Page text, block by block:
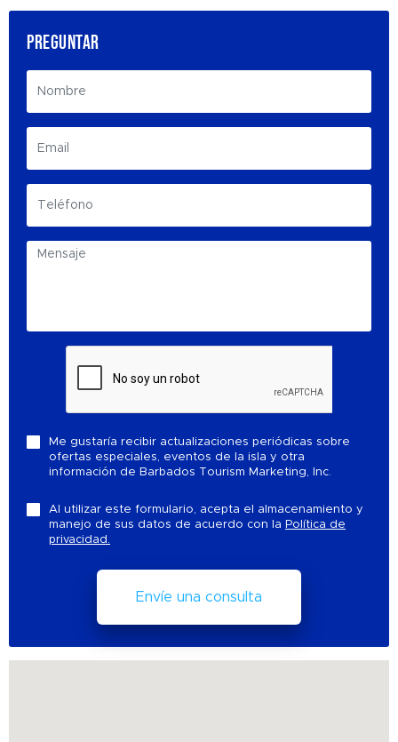
PREGUNTAR
Me gustaría recibir actualizaciones periódicas sobre
ofertas especiales, eventos de la isla y otra
información de Barbados Tourism Marketing, Inc.
Al utilizar este formulario, acepta el almacenamiento y
manejo de sus datos de acuerdo con la Política de
privacidad.